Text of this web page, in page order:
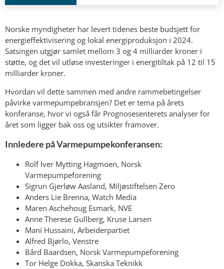
Norske myndigheter har levert tidenes beste budsjett for
energieffektivisering og lokal energiproduksjon i 2024.
Satsingen utgjør samlet mellom 3 og 4 milliarder kroner i
støtte, og det vil utløse investeringer i energitiltak på 12 til 15
milliarder kroner.
Hvordan vil dette sammen med andre rammebetingelser
påvirke varmepumpebransjen? Det er tema på årets
konferanse, hvor vi også får Prognosesenterets analyser for
året som ligger bak oss og utsikter framover.
Innledere på Varmepumpekonferansen:
Rolf Iver Mytting Hagmoen, Norsk
Varmepumpeforening
Sigrun Gjerløw Aasland, Miljøstiftelsen Zero
Anders Lie Brenna, Watch Media
Maren Aschehoug Esmark, NVE
Anne Therese Gullberg, Kruse Larsen
Mani Hussaini, Arbeiderpartiet
Alfred Bjørlo, Venstre
Bård Baardsen, Norsk Varmepumpeforening
Tor Helge Dokka, Skanska Teknikk